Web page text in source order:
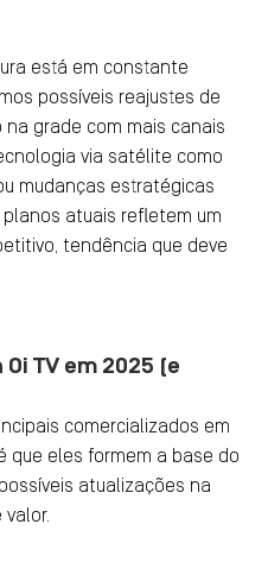
está em constante
possíveis reajustes de
na grade com mais canais
via satélite como
mudanças estratégicas
planos atuais refletem um
tendência que deve
TV em 2025 (e
comercializados em
que eles formem a base do
atualizações na